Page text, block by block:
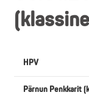
HPV
Pärnun Penkkarit